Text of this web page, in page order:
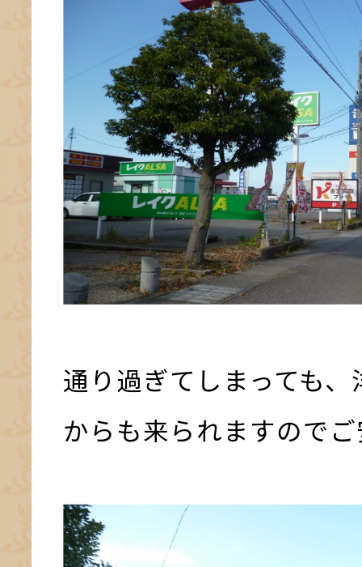
通り過ぎてしまっても
からも来られますので